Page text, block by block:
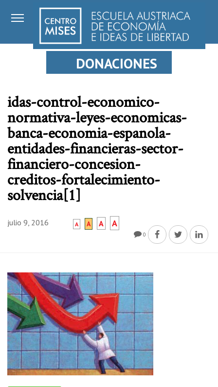
DONACIONES
idas-control-economico-
normativa-leyes-economicas-
banca-economia-espanola-
entidades-financieras-sector-
financiero-concesion-
creditos-fortalecimiento-
solvencia[1]
julio 9, 2016 A A A A
0